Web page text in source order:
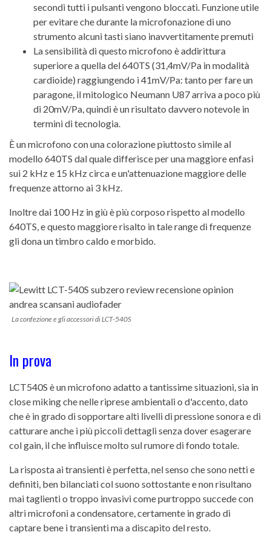
secondi tutti i pulsanti vengono bloccati. Funzione utile
per evitare che durante la microfonazione di uno
strumento alcuni tasti siano inavvertitamente premuti
La sensibilità di questo microfono è addirittura
superiore a quella del 640TS (31,4mV/Pa in modalità
cardioide) raggiungendo i 41mV/Pa: tanto per fare un
paragone, il mitologico Neumann U87 arriva a poco più
di 20mV/Pa, quindi è un risultato davvero notevole in
termini di tecnologia.
È un microfono con una colorazione piuttosto simile al
modello 640TS dal quale differisce per una maggiore enfasi
sui 2 kHz e 15 kHz circa e un'attenuazione maggiore delle
frequenze attorno ai 3 kHz.
Inoltre dai 100 Hz in giù è più corposo rispetto al modello
640TS, e questo maggiore risalto in tale range di frequenze
gli dona un timbro caldo e morbido.
La confezione e gli accessori di LCT-540S
In prova
LCT540S è un microfono adatto a tantissime situazioni, sia in
close miking che nelle riprese ambientali o d'accento, dato
che è in grado di sopportare alti livelli di pressione sonora e di
catturare anche i più piccoli dettagli senza dover esagerare
col gain, il che influisce molto sul rumore di fondo totale.
La risposta ai transienti è perfetta, nel senso che sono netti e
definiti, ben bilanciati col suono sottostante e non risultano
mai taglienti o troppo invasivi come purtroppo succede con
altri microfoni a condensatore, certamente in grado di
captare bene i transienti ma a discapito del resto.